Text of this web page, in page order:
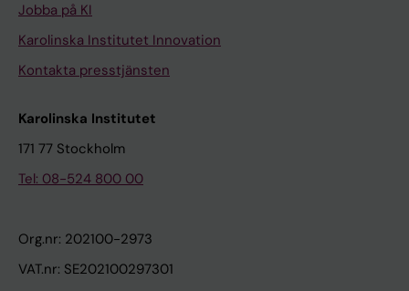
Jobba på KI
Karolinska Institutet Innovation
Kontakta presstjänsten
Karolinska Institutet
171 77 Stockholm
Tel: 08-524 800 00
Org.nr: 202100-2973
VAT.nr: SE202100297301